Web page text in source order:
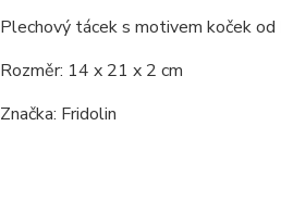
Plechový tácek s motivem koček
Rozměr: 14 x 21 x 2 cm
Značka: Fridolin